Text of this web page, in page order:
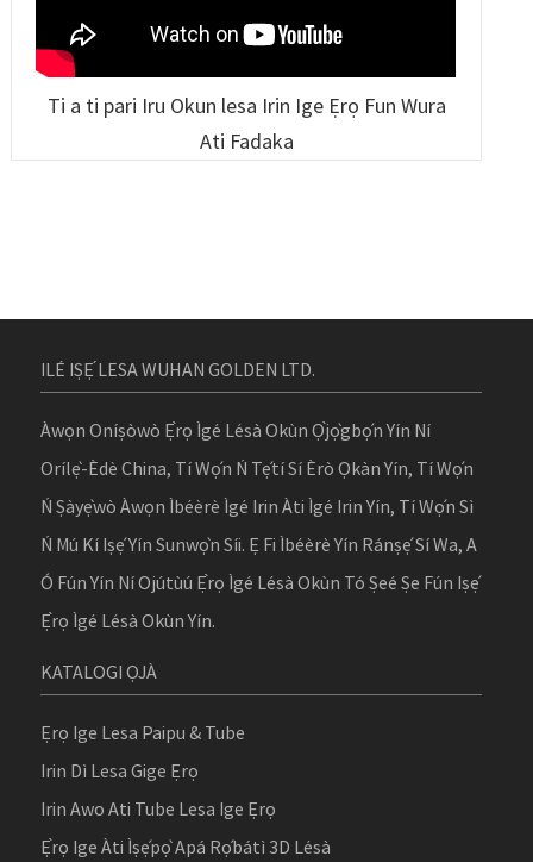
Ti a ti pari Iru Okun lesa Irin Ige Ẹrọ Fun Wura
Ati Fadaka
ILÉ IṢẸ́ LESA WUHAN GOLDEN LTD.
Àwọn Oníṣòwò Ẹ̀rọ Ìgé Lésà Okùn Ọ̀jọ̀gbọ́n Yín Ní
Orílẹ̀-Èdè China, Tí Wọ́n Ń Tẹ́tí Sí Èrò Ọkàn Yín, Tí Wọ́n
Ń Ṣàyẹ̀wò Àwọn Ìbéèrè Ìgé Irin Àti Ìgé Irin Yín, Tí Wọ́n Sì
Ń Mú Kí Iṣẹ́ Yín Sunwọ̀n Síi. Ẹ Fi Ìbéèrè Yín Ránṣẹ́ Sí Wa, A
Ó Fún Yín Ní Ojútùú Ẹ̀rọ Ìgé Lésà Okùn Tó Ṣeé Ṣe Fún Iṣẹ́
Ẹ̀rọ Ìgé Lésà Okùn Yín.
KATALOGI ỌJÀ
Ẹrọ Ige Lesa Paipu & Tube
Irin Dì Lesa Gige Ẹrọ
Irin Awo Ati Tube Lesa Ige Ẹrọ
Ẹ̀rọ Ige Àti Ìṣẹ́pọ̀ Apá Rọ́bátì 3D Lésà